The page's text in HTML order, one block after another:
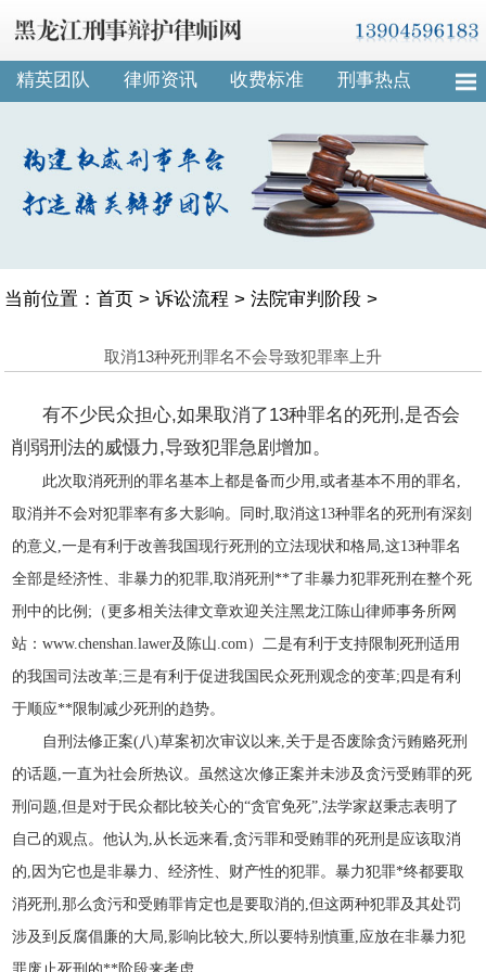
精英团队 律师资讯 收费标准 刑事热点
当前位置：首页 >诉讼流程 >法院审判阶段 >
取消13种死刑罪名不会导致犯罪率上升
有不少民众担心,如果取消了13种罪名的死刑,是否会
削弱刑法的威慑力,导致犯罪急剧增加。
此次取消死刑的罪名基本上都是备而少用,或者基本不用的罪名,
取消并不会对犯罪率有多大影响。同时,取消这13种罪名的死刑有深刻
的意义,一是有利于改善我国现行死刑的立法现状和格局,这13种罪名
全部是经济性、非暴力的犯罪,取消死刑**了非暴力犯罪死刑在整个死
刑中的比例;（更多相关法律文章欢迎关注黑龙江陈山律师事务所网
站：www.chenshan.lawer及陈山.com）二是有利于支持限制死刑适用
的我国司法改革;三是有利于促进我国民众死刑观念的变革;四是有利
于顺应**限制减少死刑的趋势。
自刑法修正案(八)草案初次审议以来,关于是否废除贪污贿赂死刑
的话题,一直为社会所热议。虽然这次修正案并未涉及贪污受贿罪的死
刑问题,但是对于民众都比较关心的“贪官免死”,法学家赵秉志表明了
自己的观点。他认为,从长远来看,贪污罪和受贿罪的死刑是应该取消
的,因为它也是非暴力、经济性、财产性的犯罪。暴力犯罪*终都要取
消死刑,那么贪污和受贿罪肯定也是要取消的,但这两种犯罪及其处罚
涉及到反腐倡廉的大局,影响比较大,所以要特别慎重,应放在非暴力犯